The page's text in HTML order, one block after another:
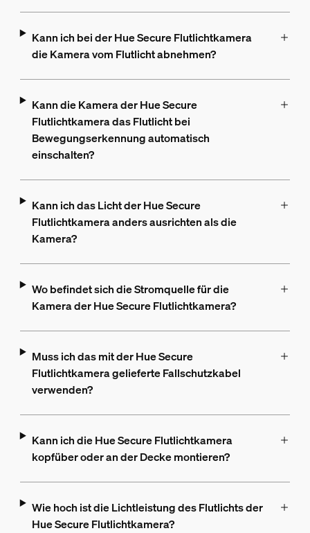
Kann ich bei der Hue Secure Flutlichtkamera
die Kamera vom Flutlicht abnehmen?
Kann die Kamera der Hue Secure
Flutlichtkamera das Flutlicht bei
Bewegungserkennung automatisch
einschalten?
Kann ich das Licht der Hue Secure
Flutlichtkamera anders ausrichten als die
Kamera?
Wo befindet sich die Stromquelle für die
Kamera der Hue Secure Flutlichtkamera?
Muss ich das mit der Hue Secure
Flutlichtkamera gelieferte Fallschutzkabel
verwenden?
Kann ich die Hue Secure Flutlichtkamera
kopfüber oder an der Decke montieren?
Wie hoch ist die Lichtleistung des Flutlichts der
Hue Secure Flutlichtkamera?